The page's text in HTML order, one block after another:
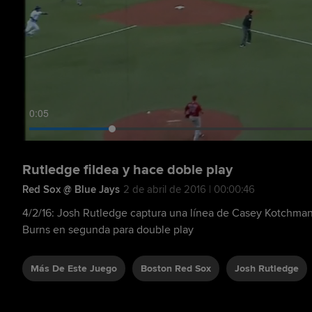
0:06
Rutledge fildea y hace doble play
Red Sox @ Blue Jays 2 de abril de 2016 | 00:00:46
4/2/16: Josh Rutledge captura una línea de Casey
Burns en segunda para double play
Más De Este Juego Boston Red Sox Josh Rutledge